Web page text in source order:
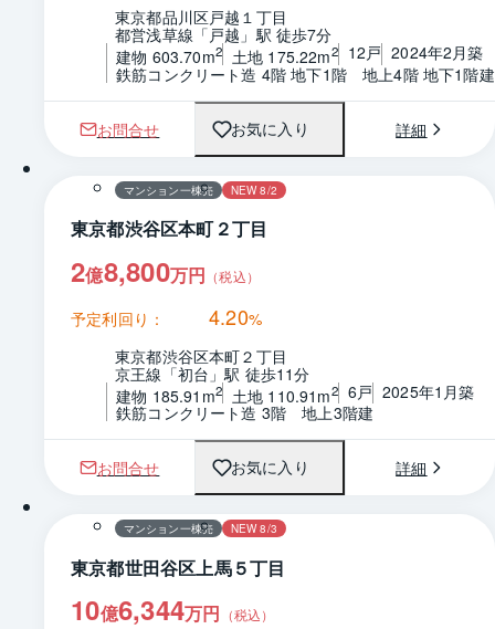
東京都品川区戸越１丁目
都営浅草線「戸越」駅 徒歩7分
建物 603.70m2 土地 175.22m2 12戸 2024年2月築
鉄筋コンクリート造 4階 地下1階　地上4階 地下1階建
お問合せ お気に入り 詳細
1 / 0
マンション一棟売 NEW 8/2
東京都渋谷区本町２丁目
2億8,800万円 （税込）
予定利回り： 4.20%
東京都渋谷区本町２丁目
京王線「初台」駅 徒歩11分
建物 185.91m2 土地 110.91m2 6戸 2025年1月築
鉄筋コンクリート造 3階　地上3階建
お問合せ お気に入り 詳細
1 / 0 間取り
マンション一棟売 NEW 8/3
東京都世田谷区上馬５丁目
10億6,344万円 （税込）